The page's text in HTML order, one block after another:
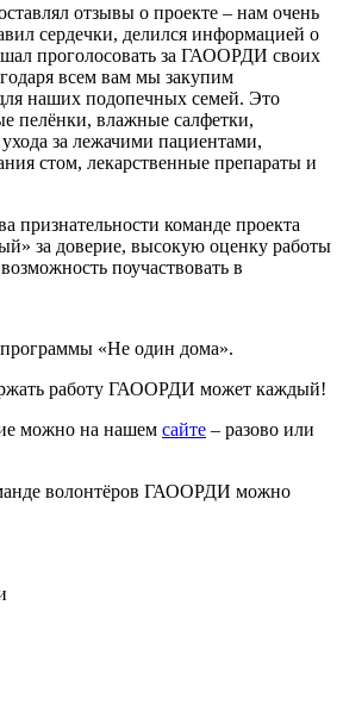
отзывы о проекте – нам очень
сердечки, делился информацией о
проголосовать за ГАООРДИ своих
всем вам мы закупим
наших подопечных семей. Это
пелёнки, влажные салфетки,
за лежачими пациентами,
стом, лекарственные препараты и
признательности команде проекта
за доверие, высокую оценку работы
поучаствовать в
«Не один дома».
работу ГАООРДИ может каждый!
можно на нашем сайте – разово или
волонтёров ГАООРДИ можно